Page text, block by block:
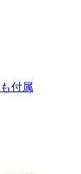
付属